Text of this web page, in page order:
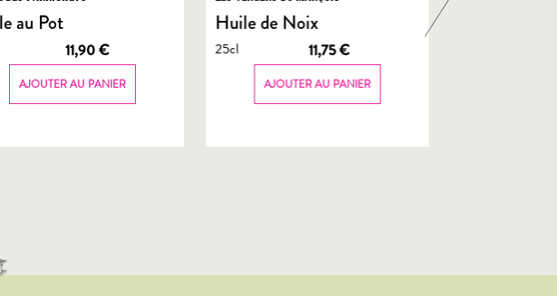
au Pot
11,90€
AJOUTER AU PANIER
Huile de Noix
25cl 11,75€
AJOUTER AU PANIER